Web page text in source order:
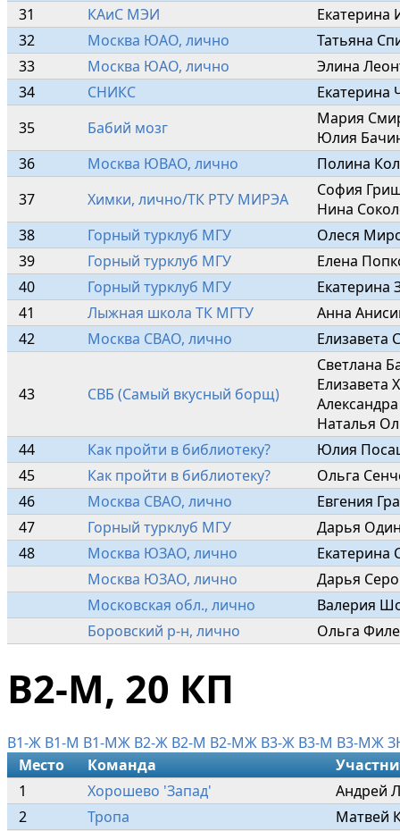
31 КАиС МЭИ
Екатерина
32
Москва ЮАО, лично
Татьяна
33
Москва ЮАО, лично
Элина
34
СНИКС
Екатерина
35
Бабий мозг
Мария
Юлия
36
Москва ЮВАО, лично
Полина
37
Химки, лично/ТК РТУ МИРЭА
София
Нина
38
Горный турклуб МГУ
Олеся
39
Горный турклуб МГУ
Елена
40
Горный турклуб МГУ
Екатерина
41
Лыжная школа ТК МГТУ
Анна
42
Москва СВАО, лично Елизавета
43 СВБ (Самый вкусный борщ)
Светлана
Елизавета
Наталья
44
Как пройти в библиотеку?
Юлия
45
Как пройти в библиотеку?
Ольга
46
Москва СВАО, лично
Евгения
47
Горный турклуб МГУ
Дарья
48
Москва ЮЗАО, лично
Екатерина
Москва ЮЗАО, лично
Дарья
Московская обл., лично
Валерия
Боровский р-н, лично
Ольга
В2-М, 20 КП
В1-Ж В1-М В1-МЖ В2-Ж В2-М В2-МЖ В3-Ж В3-М В3-МЖ
Место
Команда
1
Хорошево 'Запад'
Андрей
2
Тропа
Матвей